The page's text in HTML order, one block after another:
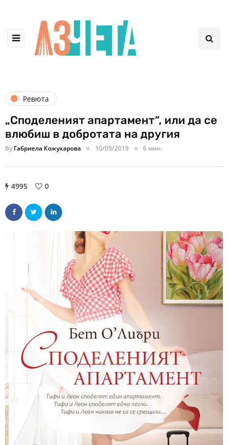
Ревюта
„Споделеният апартамент“, или да се
влюбиш в добротата на другия
By Габриела Кожухарова 10/05/2019 6 мин.
4995 0